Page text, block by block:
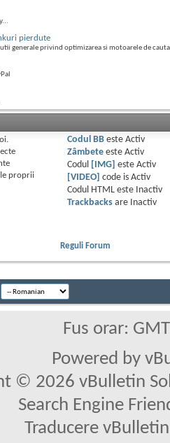
pierdute
generale privind optimizarea si motoarele de
proprii
Codul BBeste Activ
Zâmbeteeste Activ
Codul
[IMG] este Activ
[VIDEO]
code is Activ
Codul HTML este
Inactiv
Trackbacksare
Inactiv
Reguli Forum
Fus orar:
Powered by
© 2026 vBulletin
Search Engine
Traducere